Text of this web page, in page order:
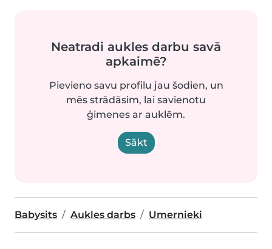
Neatradi aukles darbu savā
apkaimē?
Pievieno savu profilu jau šodien, un
mēs strādāsim, lai savienotu
ģimenes ar auklēm.
Sākt
Babysits Aukles darbs Umernieki